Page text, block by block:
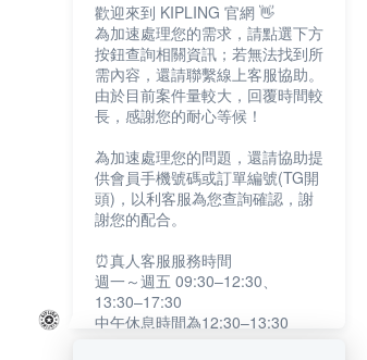
歡迎來到 KIPLING 官網 👋
為加速處理您的需求，請點選下方
按鈕查詢相關資訊；若無法找到所
需內容，還請聯繫線上客服協助。
由於目前案件量較大，回覆時間較
長，感謝您的耐心等候！
為加速處理您的問題，還請協助提
供會員手機號碼或訂單編號(TG開
頭)，以利客服為您查詢確認，謝
謝您的配合。
⏰真人客服服務時間
週一～週五 09:30–12:30、
13:30–17:30
中午休息時間為12:30–13:30